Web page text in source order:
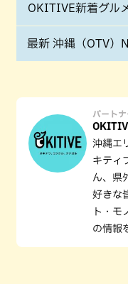
OKITIVE新着グル
最新 沖縄（OTV）
パート
沖縄エ
キティ
ん、県
好きな
ト・モ
の情報